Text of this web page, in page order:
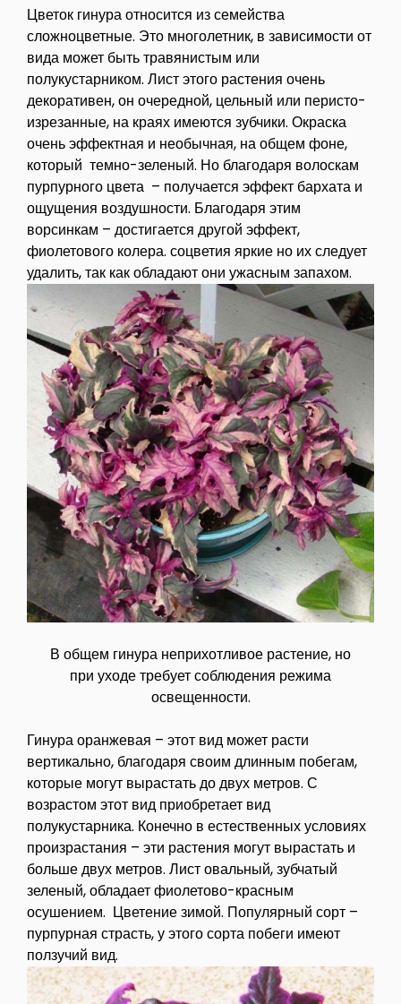
Цветок гинура относится из семейства
сложноцветные. Это многолетник, в зависимости от
вида может быть травянистым или
полукустарником. Лист этого растения очень
декоративен, он очередной, цельный или перисто-
изрезанные, на краях имеются зубчики. Окраска
очень эффектная и необычная, на общем фоне,
который темно-зеленый. Но благодаря волоскам
пурпурного цвета – получается эффект бархата и
ощущения воздушности. Благодаря этим
ворсинкам – достигается другой эффект,
фиолетового колера. соцветия яркие но их следует
удалить, так как обладают они ужасным запахом.
В общем гинура неприхотливое растение, но
при уходе требует соблюдения режима
освещенности.
Гинура оранжевая – этот вид может расти
вертикально, благодаря своим длинным побегам,
которые могут вырастать до двух метров. С
возрастом этот вид приобретает вид
полукустарника. Конечно в естественных условиях
произрастания – эти растения могут вырастать и
больше двух метров. Лист овальный, зубчатый
зеленый, обладает фиолетово-красным
осушением. Цветение зимой. Популярный сорт –
пурпурная страсть, у этого сорта побеги имеют
ползучий вид.